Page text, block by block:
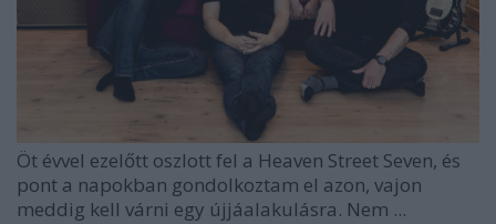
Öt évvel ezelőtt oszlott fel a Heaven Street Seven, és
pont a napokban gondolkoztam el azon, vajon
meddig kell várni egy újjáalakulásra. Nem ...